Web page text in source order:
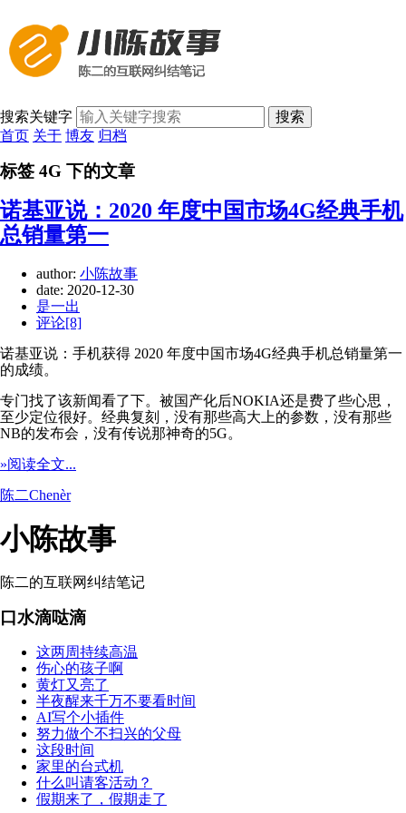
搜索关键字
搜索
首页 关于 博友 归档
标签 4G 下的文章
诺基亚说：2020 年度中国市场4G经典手机
总销量第一
author: 小陈故事
date: 2020-12-30
是一出
评论[8]
诺基亚说：手机获得 2020 年度中国市场4G经典手机总销量第一
的成绩。
专门找了该新闻看了下。被国产化后NOKIA还是费了些心思，
至少定位很好。经典复刻，没有那些高大上的参数，没有那些
NB的发布会，没有传说那神奇的5G。
»阅读全文...
陈二Chenèr
小陈故事
陈二的互联网纠结笔记
口水滴哒滴
这两周持续高温
伤心的孩子啊
黄灯又亮了
半夜醒来千万不要看时间
AI写个小插件
努力做个不扫兴的父母
这段时间
家里的台式机
什么叫请客活动？
假期来了，假期走了